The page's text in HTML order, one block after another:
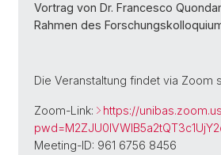
Vortrag von Dr. Francesco
Rahmen des
Die Veranstaltung findet via Zoom
Zoom-Link:
https://
Meeting-ID: 961 6756 8456